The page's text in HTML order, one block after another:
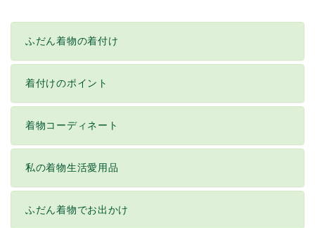
ふだん着物の着付け
着付けのポイント
着物コーディネート
私の着物生活愛用品
ふだん着物でお出かけ